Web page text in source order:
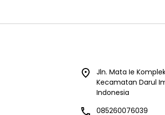
Jln. Mata Ie
Kecamatan Darul
Indonesia
085260076039